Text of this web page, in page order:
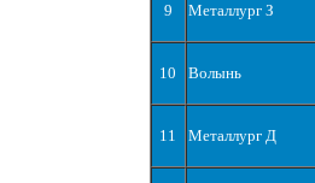
9 Металлург З
10 Волынь
11 Металлург Д